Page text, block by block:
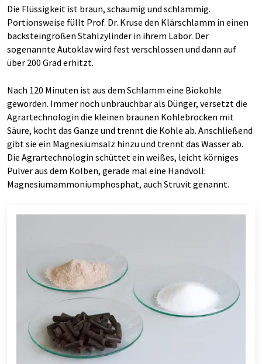
Die Flüssigkeit ist braun, schaumig und schlammig.
Portionsweise füllt Prof. Dr. Kruse den Klärschlamm in einen
backsteingroßen Stahlzylinder in ihrem Labor. Der
sogenannte Autoklav wird fest verschlossen und dann auf
über 200 Grad erhitzt.
Nach 120 Minuten ist aus dem Schlamm eine Biokohle
geworden. Immer noch unbrauchbar als Dünger, versetzt die
Agrartechnologin die kleinen braunen Kohlebrocken mit
Säure, kocht das Ganze und trennt die Kohle ab. Anschließend
gibt sie ein Magnesiumsalz hinzu und trennt das Wasser ab.
Die Agrartechnologin schüttet ein weißes, leicht körniges
Pulver aus dem Kolben, gerade mal eine Handvoll:
Magnesiumammoniumphosphat, auch Struvit genannt.